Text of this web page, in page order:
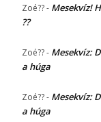
Zoé??- Mesekvíz!
??
Zoé??- Mesekvíz:
a húga
Zoé??- Mesekvíz:
a húga